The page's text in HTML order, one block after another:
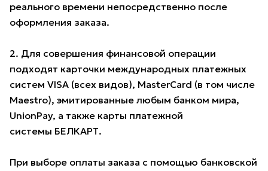
реального времени непосредственно после
оформления заказа.
2. Для совершения финансовой операции
подходят карточки международных платежных
систем VISA (всех видов), MasterCard (в том числе
Maestro), эмитированные любым банком мира,
UnionPay, а также карты платежной
системы БЕЛКАРТ.
При выборе оплаты заказа с помощью банковской